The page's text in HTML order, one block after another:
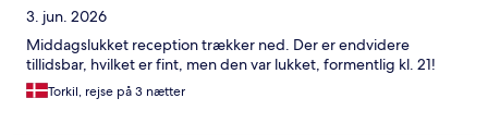
3. jun. 2026
Middagslukket reception trækker ned. Der er endvidere
tillidsbar, hvilket er fint, men den var lukket, formentlig kl. 21!
Torkil, rejse på 3 nætter